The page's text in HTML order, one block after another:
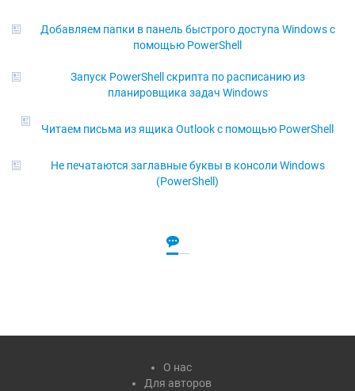
Добавляем папки в панель быстрого доступа Windows с
помощью PowerShell
Запуск PowerShell скрипта по расписанию из
планировщика задач Windows
Читаем письма из ящика Outlook с помощью PowerShell
Не печатаются заглавные буквы в консоли Windows
(PowerShell)
О нас
Для авторов